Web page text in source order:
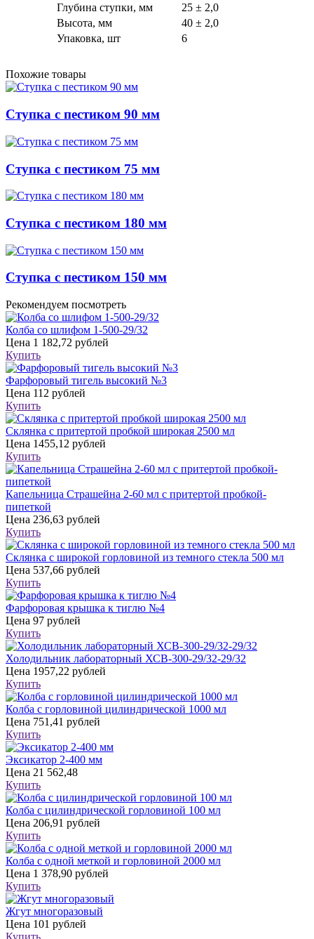
Глубина ступки, мм
25 ± 2,0
Высота, мм
40 ± 2,0
Упаковка, шт
6
Похожие товары
Ступка с пестиком 90 мм
Ступка с пестиком 75 мм
Ступка с пестиком 180 мм
Ступка с пестиком 150 мм
Рекомендуем посмотреть
Колба со шлифом 1-500-29/32
Цена 1 182,72 рублей
Купить
Фарфоровый тигель высокий №3
Цена 112 рублей
Купить
Склянка с притертой пробкой широкая 2500 мл
Цена 1455,12 рублей
Купить
Капельница Страшейна 2-60 мл с притертой пробкой-
пипеткой
Цена 236,63 рублей
Купить
Склянка с широкой горловиной из темного стекла 500 мл
Цена 537,66 рублей
Купить
Фарфоровая крышка к тиглю №4
Цена 97 рублей
Купить
Холодильник лабораторный ХСВ-300-29/32-29/32
Цена 1957,22 рублей
Купить
Колба с горловиной цилиндрической 1000 мл
Цена 751,41 рублей
Купить
Эксикатор 2-400 мм
Цена 21 562,48
Купить
Колба с цилиндрической горловиной 100 мл
Цена 206,91 рублей
Купить
Колба с одной меткой и горловиной 2000 мл
Цена 1 378,90 рублей
Купить
Жгут многоразовый
Цена 101 рублей
Купить